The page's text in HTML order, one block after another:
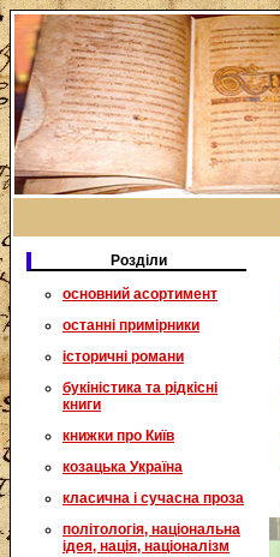
Розділи
основний асортимент
останні примірники
історичні романи
букіністика та рідкісні
книги
книжки про Київ
козацька Україна
класична і сучасна проза
політологія, національна
ідея, нація, націоналізм